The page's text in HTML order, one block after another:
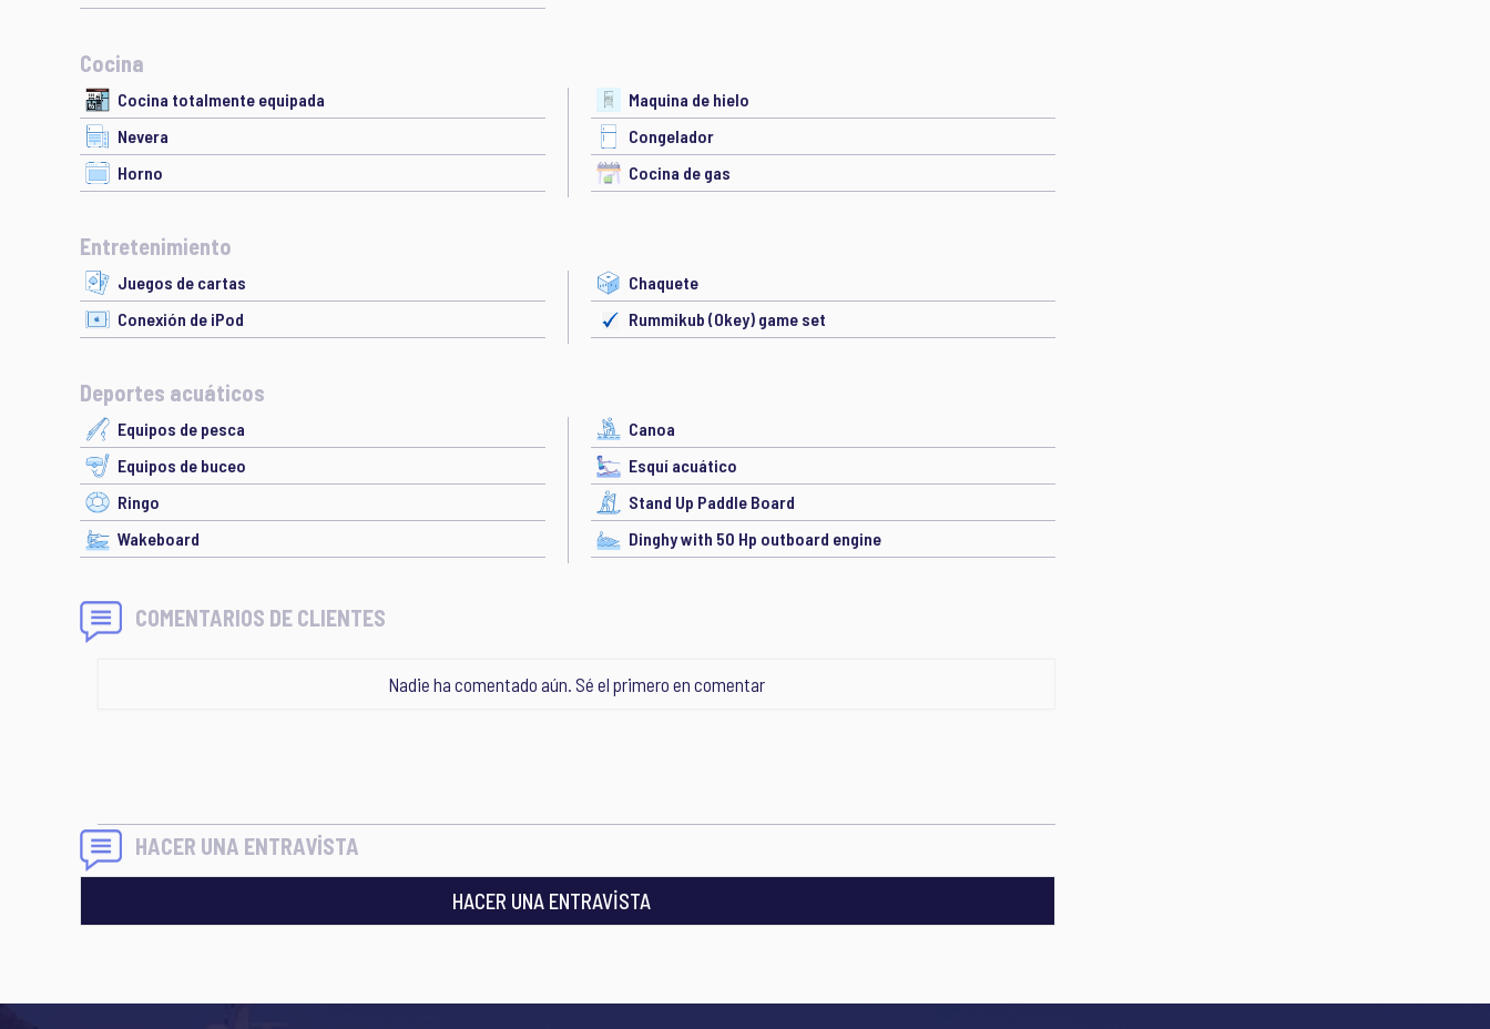
Cocina
Cocina totalmente equipada
Maquina de hielo
Nevera
Congelador
Horno
Cocina de gas
Entretenimiento
Juegos de cartas
Chaquete
Conexión de iPod
Rummikub (Okey) game set
Deportes acuáticos
Equipos de pesca
Canoa
Equipos de buceo
Esquí acuático
Ringo
Stand Up Paddle Board
Wakeboard
Dinghy with 50 Hp outboard engine
COMENTARIOS DE CLIENTES
Nadie ha comentado aún. Sé el primero en comentar
HACER UNA ENTRAVİSTA
HACER UNA ENTRAVİSTA